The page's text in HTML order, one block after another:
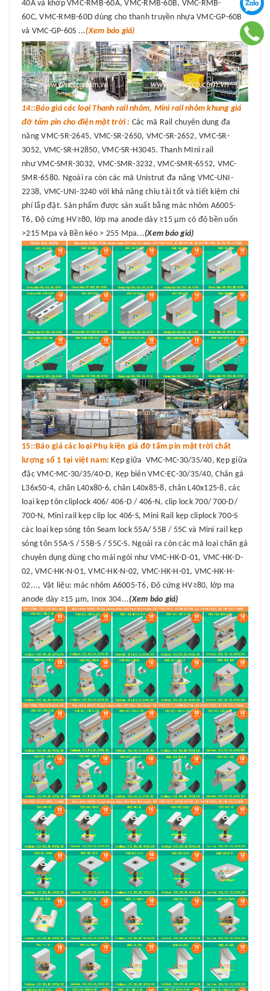
40A và khớp VMC-RMB-60A, VMC-RMB-60B, VMC-RMB-
60C, VMC-RMB-60D dùng cho thanh truyền nhựa VMC-GP-60B
và VMC-GP-60S ...(Xem báo giá)
14::Báo giá các loại Thanh rail nhôm, Mini rail nhôm khung giá
đỡ tấm pin cho điện mặt trời : Các mã Rail chuyên dụng đa
năng VMC-SR-2645, VMC-SR-2650, VMC-SR-2652, VMC-SR-
3052, VMC-SR-H2850, VMC-SR-H3045. Thanh MIni rail
như VMC-SMR-3032, VMC-SMR-3232, VMC-SMR-6552, VMC-
SMR-6580. Ngoài ra còn các mã Unistrut đa năng VMC-UNI-
2238, VMC-UNI-3240 với khả năng chỉu tải tốt và tiết kiệm chi
phí lắp đặt. Sản phẩm được sản xuất bằng mác nhôm A6005-
T6, Độ cứng HV≥80, lớp mạ anode dày ≥15 μm có độ bền uốn
>215 Mpa và Bền kéo > 255 Mpa...(Xem báo giá)
15::Báo giá các loại Phụ kiện giá đỡ tấm pin mặt trời chất
lượng số 1 tại việt nam:Kẹp giữa VMC-MC-30/35/40, Kẹp giữa
đặc VMC-MC-30/35/40-D, Kẹp biên VMC-EC-30/35/40, Chân gá
L36x50-4, chân L40x80-6, chân L40x85-8, chân L40x125-8, các
loại kẹp tôn cliplock 406/ 406-D / 406-N, clip lock 700/ 700-D/
700-N, Mini rail kẹp clip lọc 406-S, Mini Rail kẹp cliplock 700-S
các loại kẹp sóng tôn Seam lock 55A/ 55B / 55C và Mini rail kẹp
sóng tôn 55A-S / 55B-S / 55C-S. Ngoài ra còn các mã loại chân gá
chuyên dụng dùng cho mái ngói như VMC-HK-D-01, VMC-HK-D-
02, VMC-HK-N-01, VMC-HK-N-02, VMC-HK-H-01, VMC-HK-H-
02..., Vật liệu: mác nhôm A6005-T6, Độ cứng HV≥80, lớp mạ
anode dày ≥15 μm, Inox 304...(Xem báo giá)